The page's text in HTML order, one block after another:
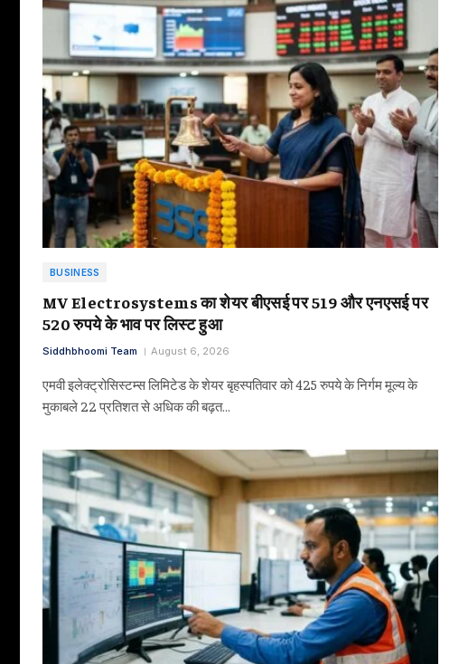
BUSINESS
MV Electrosystems का शेयर बीएसई पर 519 और एनएसई पर
520 रुपये के भाव पर लिस्ट हुआ
Siddhbhoomi Team August 6, 2026
एमवी इलेक्ट्रोसिस्टम्स लिमिटेड के शेयर बृहस्पतिवार को 425 रुपये के निर्गम मूल्य के
मुकाबले 22 प्रतिशत से अधिक की बढ़त…